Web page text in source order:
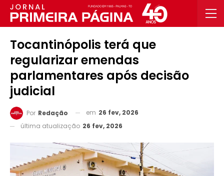
Tocantinópolis terá que
regularizar emendas
parlamentares após decisão
judicial
Por Redação em 26 fev, 2026
última atualização 26 fev, 2026